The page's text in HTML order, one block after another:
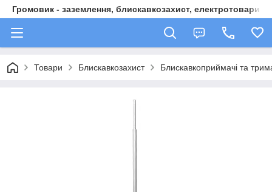
Громовик - заземлення, блискавкозахист, електротовари
Товари Блискавкозахист Блискавкоприймачі та